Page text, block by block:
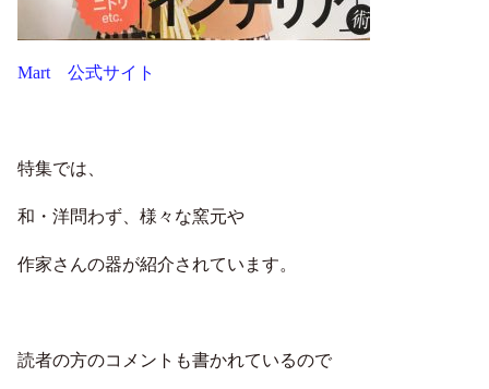
Mart 公式サイト
特集では、
和・洋問わず、様々な窯元や
作家さんの器が紹介されています。
読者の方のコメントも書かれているので